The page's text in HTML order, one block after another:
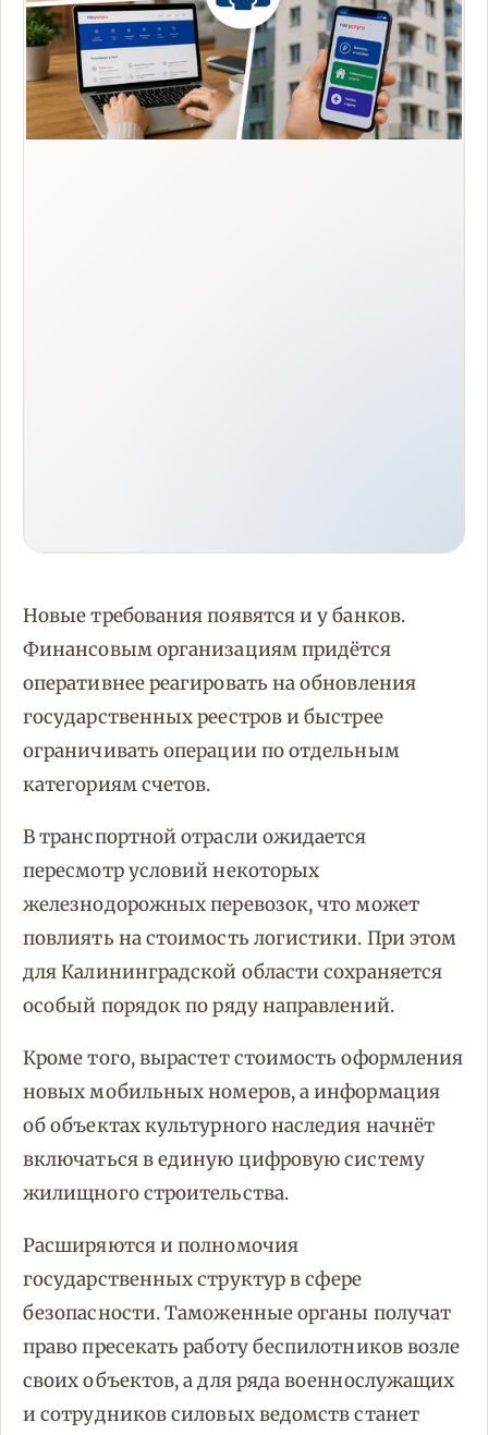
Новые требования появятся и у банков.
Финансовым организациям придётся
оперативнее реагировать на обновления
государственных реестров и быстрее
ограничивать операции по отдельным
категориям счетов.
В транспортной отрасли ожидается
пересмотр условий некоторых
железнодорожных перевозок, что может
повлиять на стоимость логистики. При этом
для Калининградской области сохраняется
особый порядок по ряду направлений.
Кроме того, вырастет стоимость оформления
новых мобильных номеров, а информация
об объектах культурного наследия начнёт
включаться в единую цифровую систему
жилищного строительства.
Расширяются и полномочия
государственных структур в сфере
безопасности. Таможенные органы получат
право пресекать работу беспилотников возле
своих объектов, а для ряда военнослужащих
и сотрудников силовых ведомств станет